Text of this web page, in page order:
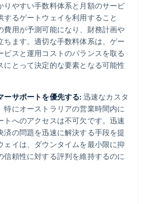
りやすい手数料体系と月額のサービ
するゲートウェイを利用すること
費用が予測可能になり、財務計画や
ちます。適切な手数料体系は、ゲー
ビスと運用コストのバランスを取る
にとって決定的な要素となる可能性
ーサポートを優先する: 迅速なカスタ
特にオーストラリアの営業時間内に
トへのアクセスは不可欠です。迅速
済の問題を迅速に解決する手段を提
ェイは、ダウンタイムを最小限に抑
信頼性に対する評判を維持するのに